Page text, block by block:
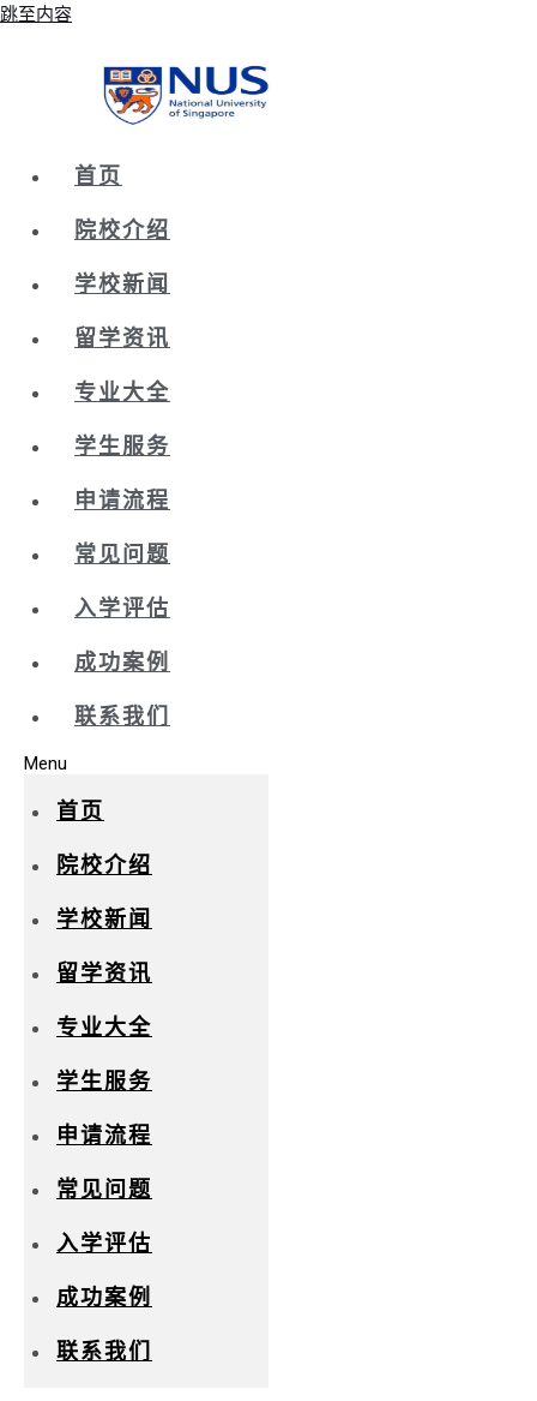
跳至内容
首页
院校介绍
学校新闻
留学资讯
专业大全
学生服务
申请流程
常见问题
入学评估
成功案例
联系我们
Menu
首页
院校介绍
学校新闻
留学资讯
专业大全
学生服务
申请流程
常见问题
入学评估
成功案例
联系我们